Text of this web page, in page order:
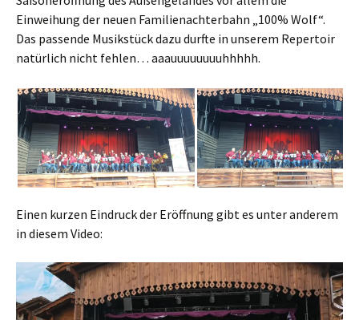
Einweihung der neuen Familienachterbahn „100% Wolf“.
Das passende Musikstück dazu durfte in unserem Repertoir
natürlich nicht fehlen… aaauuuuuuuuhhhhh.
Einen kurzen Eindruck der Eröffnung gibt es unter anderem
in diesem Video: